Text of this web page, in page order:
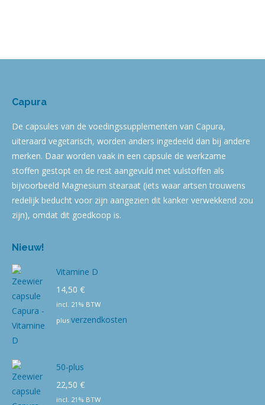
Capura
De capsules van de voedingssupplementen van Capura,
uiteraard vegetarisch, worden anders ingedeeld dan bij andere
merken. Daar worden vaak in een capsule de werkzame
stoffen gestopt en de rest aangevuld met vulstoffen als
bijvoorbeeld Magnesium stearaat (iets waar artsen trouwens
redelijk beducht voor zijn aangezien dit kanker verwekkend zou
zijn), omdat dit goedkoop is.
Nieuw!
Vitamine D
14,50 €
incl. 21% BTW
plus verzendkosten
50-plus
22,50 €
incl. 21% BTW